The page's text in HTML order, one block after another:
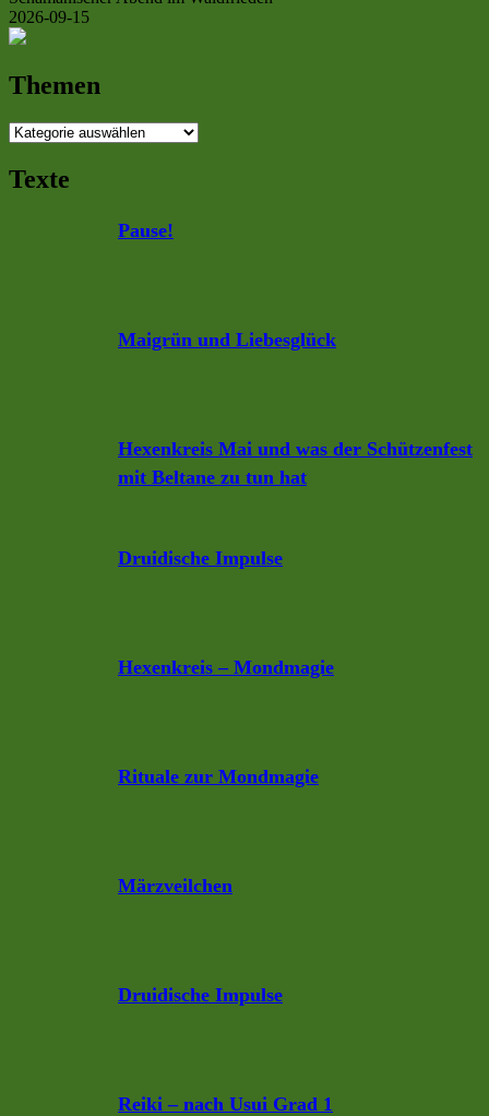
2026-09-15
Themen
Themen
Texte
Pause!
Maigrün und Liebesglück
Hexenkreis Mai und was der Schützenfest
mit Beltane zu tun hat
Druidische Impulse
Hexenkreis – Mondmagie
Rituale zur Mondmagie
Märzveilchen
Druidische Impulse
Reiki – nach Usui Grad 1